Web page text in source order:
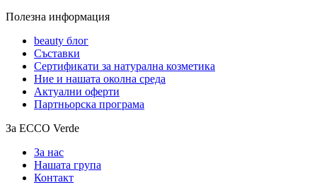
Полезна информация
beauty блог
Съставки
Сертификати за натурална козметика
Ние и нашата околна среда
Актуални оферти
Партньорска програма
За ECCO Verde
За нас
Нашата група
Контакт